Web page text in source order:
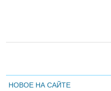
НОВОЕ НА САЙТЕ